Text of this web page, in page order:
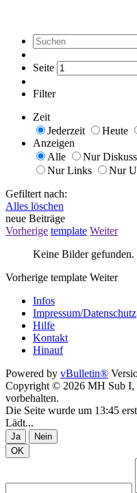
Seite
Filter
Zeit
Jederzeit
Heute
Anzeigen
Alle
Nur
Nur Links
Nur
Gefiltert nach:
Alles löschen
neue Beiträge
Vorherige template Weiter
Keine Bilder gefunden.
Vorherige template Weiter
Infos
Impressum/Datenschutz
Hilfe
Kontakt
Hinauf
Powered by vBulletin®
Copyright © 2026 MH Sub
vorbehalten.
Die Seite wurde um 13:45
Lädt...
Ja
Nein
OK